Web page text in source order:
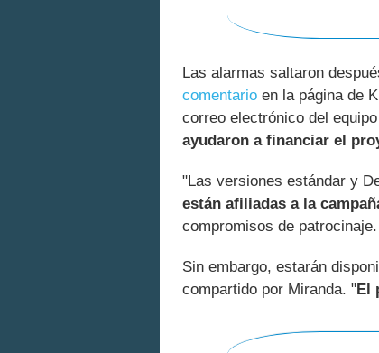
Las alarmas saltaron
comentario en la página de
correo electrónico del
ayudaron a financiar el
"Las versiones estándar y
están afiliadas a la
compromisos de patrocinaje.
Sin embargo, estarán
compartido por Miranda. "El